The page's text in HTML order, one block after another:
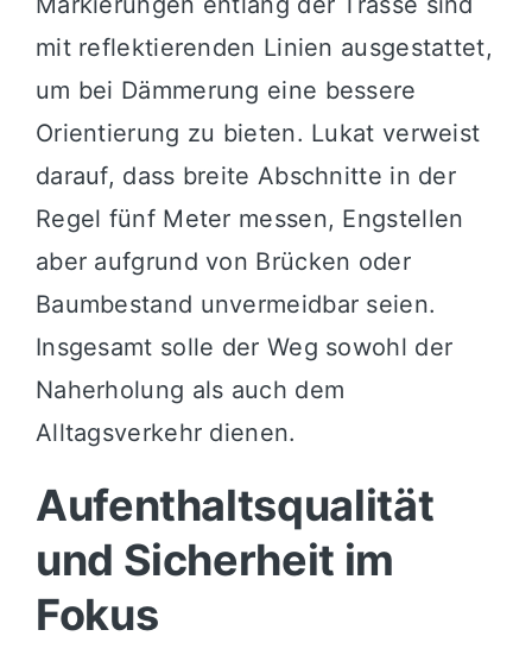
mit reflektierenden Linien ausgestattet,
um bei Dämmerung eine bessere
Orientierung zu bieten. Lukat verweist
darauf, dass breite Abschnitte in der
Regel fünf Meter messen, Engstellen
aber aufgrund von Brücken oder
Baumbestand unvermeidbar seien.
Insgesamt solle der Weg sowohl der
Naherholung als auch dem
Alltagsverkehr dienen.
Aufenthaltsqualität
und Sicherheit im
Fokus